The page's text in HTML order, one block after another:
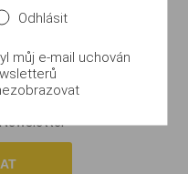
Odhlásit
můj e-mail uchován